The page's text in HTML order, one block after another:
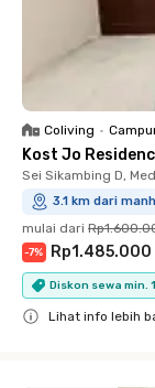
Coliving •
Kost Jo
Sei Sikambing D,
3.1 km dari
mulai dari
-7% Rp1.485.000
Diskon sewa min.
Lihat info lebih